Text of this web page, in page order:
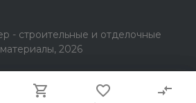
- строительные и отделочные
материалы, 2026